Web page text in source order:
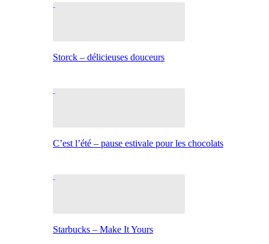
Storck – délicieuses douceurs
C’est l’été – pause estivale pour les chocolats
Starbucks – Make It Yours